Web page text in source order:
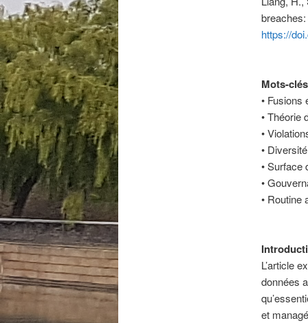
https://
Mots-
• Fusions
• Théorie
•
•
• Surface
•
• Routine
L’article
données
et